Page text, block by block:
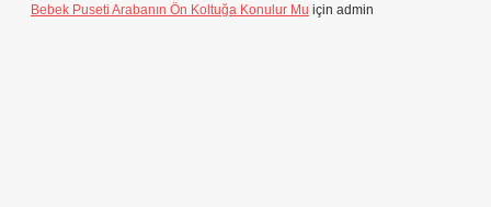
Bebek Puseti Arabanın Ön Koltuğa Konulur Mu için admin